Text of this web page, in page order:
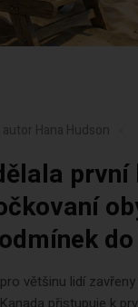
autor Hana Hudson
většinu lidí